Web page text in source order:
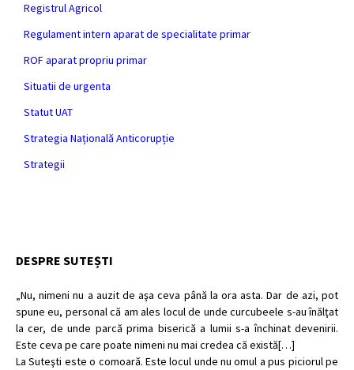
Registrul Agricol
Regulament intern aparat de specialitate primar
ROF aparat propriu primar
Situatii de urgenta
Statut UAT
Strategia Națională Anticorupție
Strategii
DESPRE SUTEȘTI
„Nu, nimeni nu a auzit de aşa ceva până la ora asta. Dar de azi, pot
spune eu, personal că am ales locul de unde curcubeele s-au înălţat
la cer, de unde parcă prima biserică a lumii s-a închinat devenirii.
Este ceva pe care poate nimeni nu mai credea că există[…]
La Suteşti este o comoară. Este locul unde nu omul a pus piciorul pe